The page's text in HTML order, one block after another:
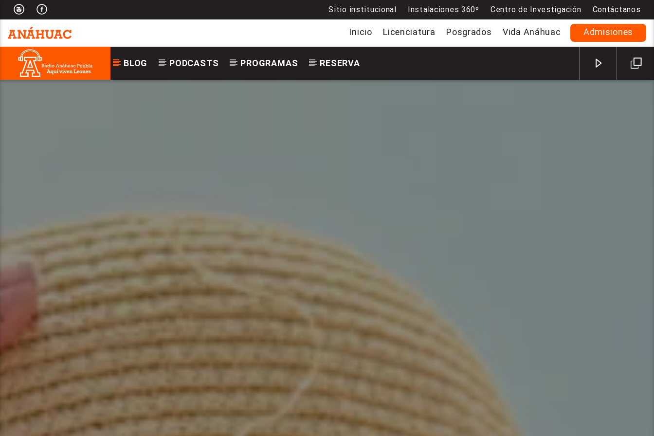
Contáctanos
Centro de Investigación
Instalaciones 360º
Sitio institucional
Inicio Licenciatura Posgrados Vida Anáhuac Admisiones
BLOG PODCASTS PROGRAMAS RESERVA